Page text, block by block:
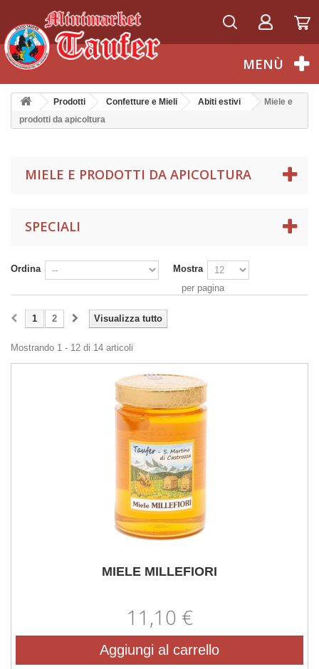
Italiano
MENÙ
Prodotti Confetture e Mieli Abiti estivi
Miele e
prodotti da apicoltura
MIELE E PRODOTTI DA APICOLTURA
SPECIALI
Ordina
Mostra
per pagina
Visualizza tutto
1 2
Mostrando 1 - 12 di 14 articoli
MIELE MILLEFIORI
11,10 €
Aggiungi al carrello